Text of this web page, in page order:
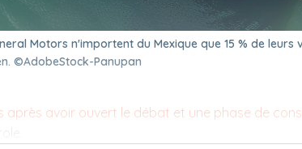
Motors n'importent du Mexique que 15 % de leurs
©AdobeStock-Panupan
après avoir ouvert le débat et une phase de